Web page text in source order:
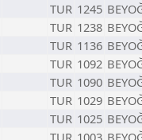
TUR 1245
TUR 1238
TUR 1136
TUR 1092
TUR 1090
TUR 1029
TUR 1025
TUR 1003